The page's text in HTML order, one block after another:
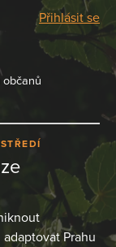
Přihlásit se
Prahu